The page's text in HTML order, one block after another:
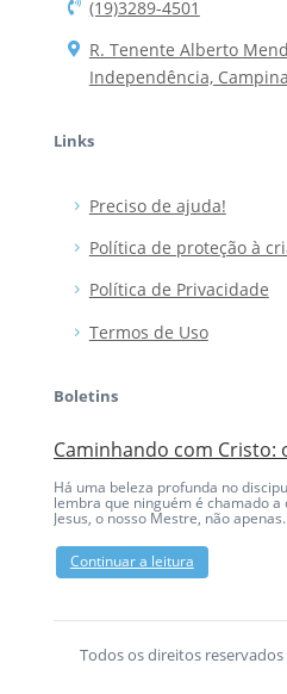
(19)3289-4501
R. Tenente Alberto
Independência,
Links
Preciso de ajuda!
Política de proteção à
Política de Privacidade
Termos de Uso
Boletins
Caminhando com Cristo:
Há uma beleza profunda no
lembra que ninguém é chamado
Jesus, o nosso Mestre, não
Continuar a leitura
Todos os direitos